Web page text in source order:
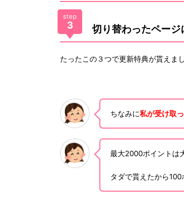
step
3 切り替わったページ
たったこの３つで更新特典が貰えまし
ちなみに私が受け取
最大2000ポイントは
タダで貰えたから100